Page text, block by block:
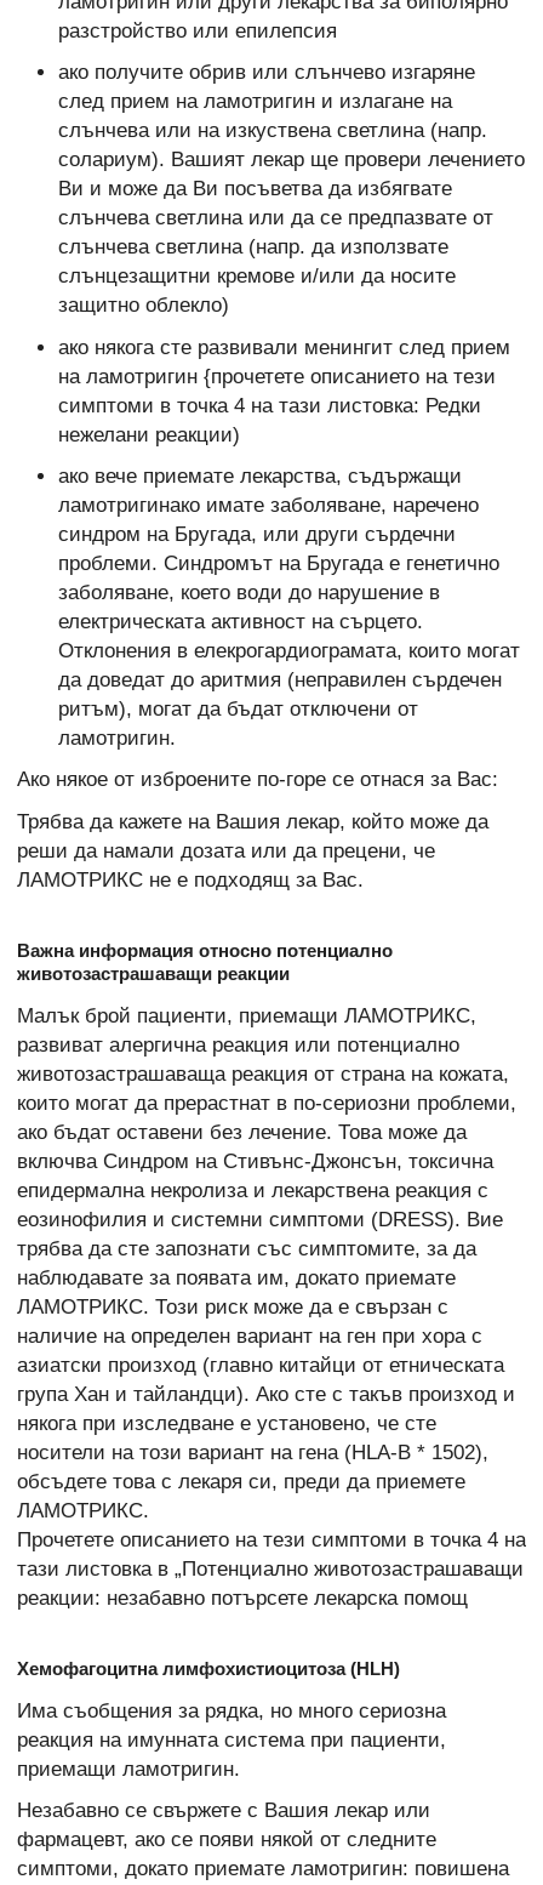
разстройство или епилепсия
ако получите обрив или слънчево изгаряне
след прием на ламотригин и излагане на
слънчева или на изкуствена светлина (напр.
солариум). Вашият лекар ще провери лечението
Ви и може да Ви посъветва да избягвате
слънчева светлина или да се предпазвате от
слънчева светлина (напр. да използвате
слънцезащитни кремове и/или да носите
защитно облекло)
ако някога сте развивали менингит след прием
на ламотригин {прочетете описанието на тези
симптоми в точка 4 на тази листовка: Редки
нежелани реакции)
ако вече приемате лекарства, съдържащи
ламотригинако имате заболяване, наречено
синдром на Бругада, или други сърдечни
проблеми. Синдромът на Бругада е генетично
заболяване, което води до нарушение в
електрическата активност на сърцето.
Отклонения в елекрогардиограмата, които могат
да доведат до аритмия (неправилен сърдечен
ритъм), могат да бъдат отключени от
ламотригин.
Ако някое от изброените по-горе се отнася за Вас:
Трябва да кажете на Вашия лекар, който може да
реши да намали дозата или да прецени, че
ЛАМОТРИКС не е подходящ за Вас.
Важна информация относно потенциално
животозастрашаващи реакции
Малък брой пациенти, приемащи ЛАМОТРИКС,
развиват алергична реакция или потенциално
животозастрашаваща реакция от страна на кожата,
които могат да прерастнат в по-сериозни проблеми,
ако бъдат оставени без лечение. Това може да
включва Синдром на Стивънс-Джонсън, токсична
епидермална некролиза и лекарствена реакция с
еозинофилия и системни симптоми (DRESS). Вие
трябва да сте запознати със симптомите, за да
наблюдавате за появата им, докато приемате
ЛАМОТРИКС. Този риск може да е свързан с
наличие на определен вариант на ген при хора с
азиатски произход (главно китайци от етническата
група Хан и тайландци). Ако сте с такъв произход и
някога при изследване е установено, че сте
носители на този вариант на гена (HLА-В * 1502),
обсъдете това с лекаря си, преди да приемете
ЛАМОТРИКС.
Прочетете описанието на тези симптоми в точка 4 на
тази листовка в „Потенциално животозастрашаващи
реакции: незабавно потърсете лекарска помощ
Хемофагоцитна лимфохистиоцитоза (HLH)
Има съобщения за рядка, но много сериозна
реакция на имунната система при пациенти,
приемащи ламотригин.
Незабавно се свържете с Вашия лекар или
фармацевт, ако се появи някой от следните
симптоми, докато приемате ламотригин: повишена